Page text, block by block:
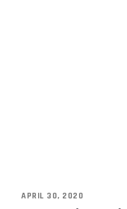
APRIL 30, 2020